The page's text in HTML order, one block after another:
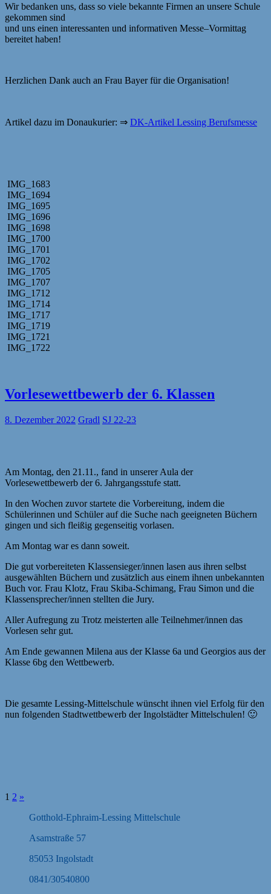
Wir bedanken uns, dass so viele bekannte Firmen an unsere Schule
gekommen sind
und uns einen interessanten und informativen Messe–Vormittag
bereitet haben!
Herzlichen Dank auch an Frau Bayer für die Organisation!
Artikel dazu im Donaukurier: ⇒ DK-Artikel Lessing Berufsmesse
IMG_1683
IMG_1694
IMG_1695
IMG_1696
IMG_1698
IMG_1700
IMG_1701
IMG_1702
IMG_1705
IMG_1707
IMG_1712
IMG_1714
IMG_1717
IMG_1719
IMG_1721
IMG_1722
Vorlesewettbewerb der 6. Klassen
8. Dezember 2022 Gradl SJ 22-23
Am Montag, den 21.11., fand in unserer Aula der
Vorlesewettbewerb der 6. Jahrgangsstufe statt.
In den Wochen zuvor startete die Vorbereitung, indem die
Schülerinnen und Schüler auf die Suche nach geeigneten Büchern
gingen und sich fleißig gegenseitig vorlasen.
Am Montag war es dann soweit.
Die gut vorbereiteten Klassensieger/innen lasen aus ihren selbst
ausgewählten Büchern und zusätzlich aus einem ihnen unbekannten
Buch vor. Frau Klotz, Frau Skiba-Schimang, Frau Simon und die
Klassensprecher/innen stellten die Jury.
Aller Aufregung zu Trotz meisterten alle Teilnehmer/innen das
Vorlesen sehr gut.
Am Ende gewannen Milena aus der Klasse 6a und Georgios aus der
Klasse 6bg den Wettbewerb.
Die gesamte Lessing-Mittelschule wünscht ihnen viel Erfolg für den
nun folgenden Stadtwettbewerb der Ingolstädter Mittelschulen! 🙂
1 2 »
Gotthold-Ephraim-Lessing Mittelschule
Asamstraße 57
85053 Ingolstadt
0841/30540800